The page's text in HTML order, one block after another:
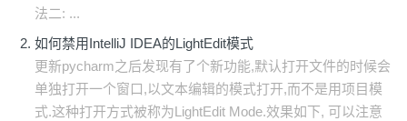
法二: ...
如何禁用IntelliJ IDEA的LightEdit模式
更新pycharm之后发现有了个新功能,默认打开文件的时候会
单独打开一个窗口,以文本编辑的模式打开,而不是用项目模
式.这种打开方式被称为LightEdit Mode.效果如下, 可以注意